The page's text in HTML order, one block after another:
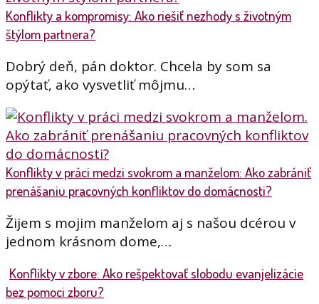
Konflikty a kompromisy: Ako riešiť nezhody s životným
štýlom partnera?
Dobrý deň, pán doktor. Chcela by som sa
opýtať, ako vysvetliť môjmu…
Konflikty v práci medzi svokrom a manželom: Ako zabrániť
prenášaniu pracovných konfliktov do domácnosti?
Žijem s mojim manželom aj s našou dcérou v
jednom krásnom dome,…
Konflikty v zbore: Ako rešpektovať slobodu evanjelizácie
bez pomoci zboru?